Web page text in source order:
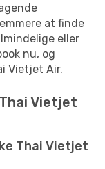
at finde
eller
nu, og
Vietjet Air.
Vietjet
Thai Vietjet